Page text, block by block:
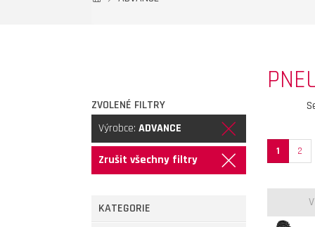
ZVOLENÉ FILTRY
Výrobce: ADVANCE
Zrušit všechny filtry
KATEGORIE
1 2